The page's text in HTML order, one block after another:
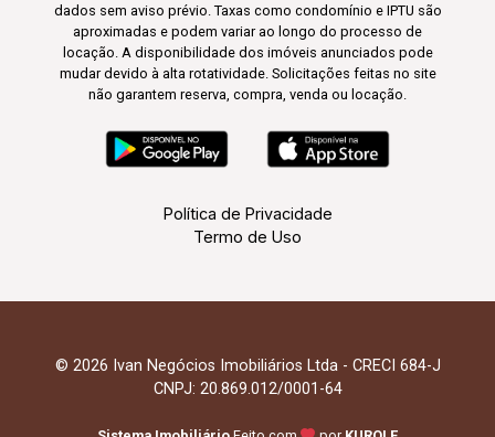
dados sem aviso prévio. Taxas como condomínio e IPTU são
aproximadas e podem variar ao longo do processo de
locação. A disponibilidade dos imóveis anunciados pode
mudar devido à alta rotatividade. Solicitações feitas no site
não garantem reserva, compra, venda ou locação.
Política de Privacidade
Termo de Uso
© 2026 Ivan Negócios Imobiliários Ltda - CRECI 684-J
CNPJ: 20.869.012/0001-64